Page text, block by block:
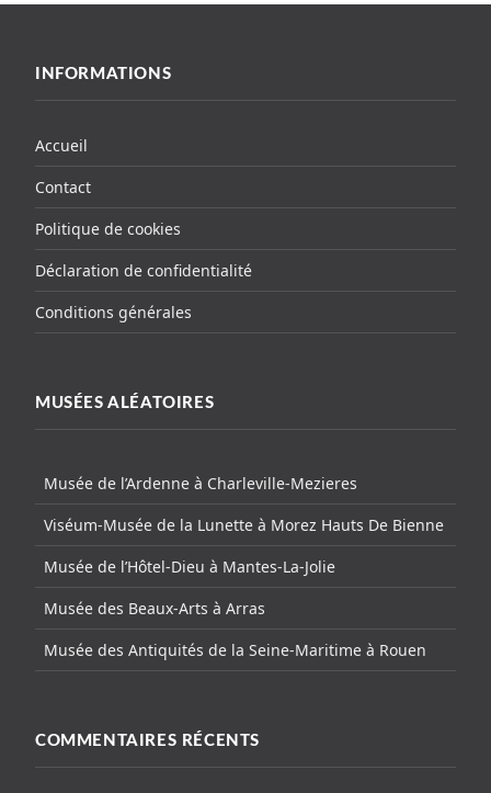
INFORMATIONS
Accueil
Contact
Politique de cookies
Déclaration de confidentialité
Conditions générales
MUSÉES ALÉATOIRES
Musée de l’Ardenne à Charleville-Mezieres
Viséum-Musée de la Lunette à Morez Hauts De Bienne
Musée de l’Hôtel-Dieu à Mantes-La-Jolie
Musée des Beaux-Arts à Arras
Musée des Antiquités de la Seine-Maritime à Rouen
COMMENTAIRES RÉCENTS